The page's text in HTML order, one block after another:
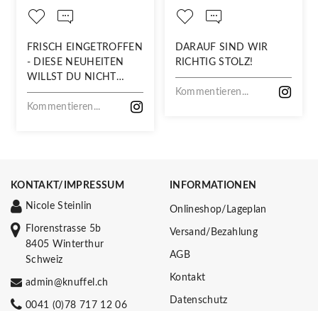
FRISCH EINGETROFFEN
- DIESE NEUHEITEN
WILLST DU NICHT
VERPASSEN!
Kommentieren...
DARAUF SIND WIR
RICHTIG STOLZ!
Kommentieren...
KONTAKT/IMPRESSUM
Nicole Steinlin
Florenstrasse 5b
8405 Winterthur
Schweiz
admin@knuffel.ch
0041 (0)78 717 12 06
INFORMATIONEN
Onlineshop/Lageplan
Versand/Bezahlung
AGB
Kontakt
Datenschutz